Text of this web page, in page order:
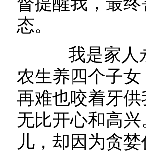
态。
我是家人永
农生养四个子
再难也咬着牙
无比开心和高
儿，却因为贪